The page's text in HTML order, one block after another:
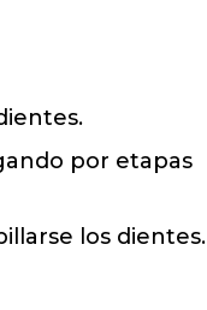
por etapas
los dientes.